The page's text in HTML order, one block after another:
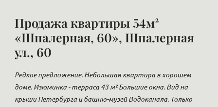
Продажа квартиры 54м²
«Шпалерная, 60», Шпалерная
ул., 60
Редкое предложение. Небольшая квартира в хорошем
доме. Изюминка - терраса 43 м² Большие окна. Вид на
крыши Петербурга и башню-музей Водоканала. Только